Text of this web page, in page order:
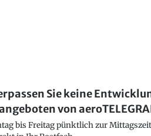
Sie keine
von
bis Freitag pünktlich zur